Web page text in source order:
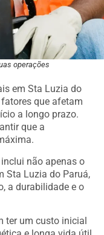
operações
em Sta Luzia do
que afetam
a longo prazo.
que a
inclui não apenas o
Sta Luzia do Paruá,
a durabilidade e o
ter um custo inicial
e longa vida útil